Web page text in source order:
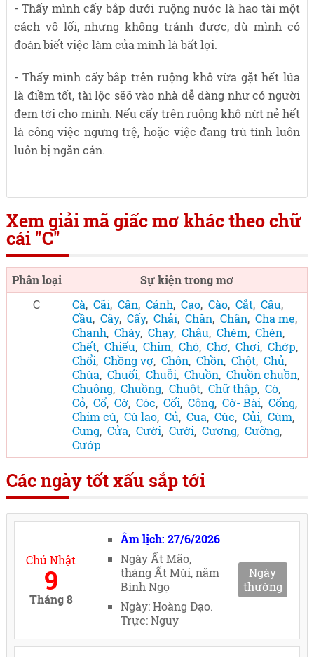
- Thấy mình cấy bắp dưới ruộng nước là hao tài một
cách vô lối, nhưng không tránh được, dù mình có
đoán biết việc làm của mình là bất lợi.
- Thấy mình cấy bắp trên ruộng khô vừa gặt hết lúa
là điềm tốt, tài lộc sẽõ vào nhà dễ dàng như có người
đem tới cho mình. Nếu cấy trên ruộng khô nứt nẻ hết
là công việc ngưng trệ, hoặc việc đang trù tính luôn
luôn bị ngăn cản.
Xem giải mã giấc mơ khác theo chữ
cái "C"
Phân loại
Sự kiện trong mơ
C
Cà, Cãi, Cân, Cánh, Cạo, Cào, Cắt, Câu,
Cầu, Cây, Cấy, Chải, Chăn, Chân, Cha mẹ,
Chanh, Cháy, Chạy, Chậu, Chém, Chén,
Chết, Chiếu, Chim, Chó, Chợ, Chơi, Chớp,
Chổi, Chồng vợ, Chôn, Chồn, Chột, Chủ,
Chùa, Chuối, Chuỗi, Chuồn, Chuồn chuồn,
Chuông, Chuồng, Chuột, Chữ thập, Cò,
Cỏ, Cổ, Cờ, Cóc, Cối, Công, Cờ- Bài, Cổng,
Chim cú, Cù lao, Củ, Cua, Cúc, Củi, Cùm,
Cung, Cửa, Cười, Cưới, Cương, Cưỡng,
Cướp
Các ngày tốt xấu sắp tới
Chủ Nhật
9
Tháng 8
Âm lịch: 27/6/2026
Ngày Ất Mão,
tháng Ất Mùi, năm
Bính Ngọ
Ngày: Hoàng Đạo.
Trực: Nguy
Ngày
thường